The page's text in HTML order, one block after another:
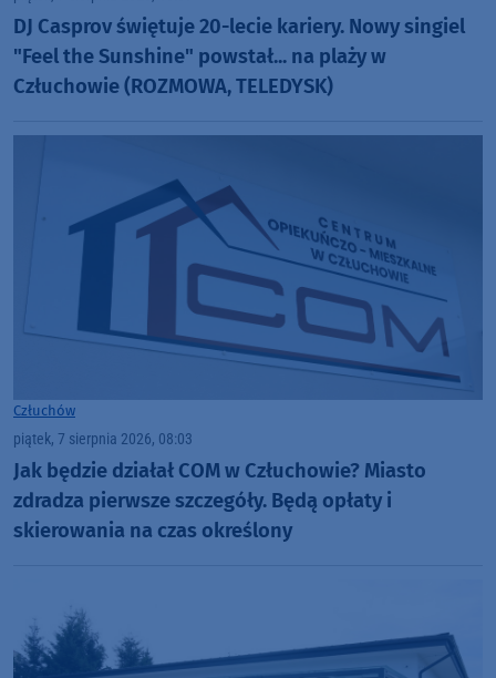
DJ Casprov świętuje 20-lecie kariery. Nowy singiel
"Feel the Sunshine" powstał... na plaży w
Człuchowie (ROZMOWA, TELEDYSK)
Człuchów
piątek, 7 sierpnia 2026, 08:03
Jak będzie działał COM w Człuchowie? Miasto
zdradza pierwsze szczegóły. Będą opłaty i
skierowania na czas określony